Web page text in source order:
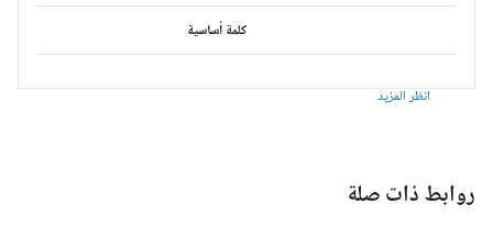
كلمة أساسية
انظر المزيد
روابط ذات صلة